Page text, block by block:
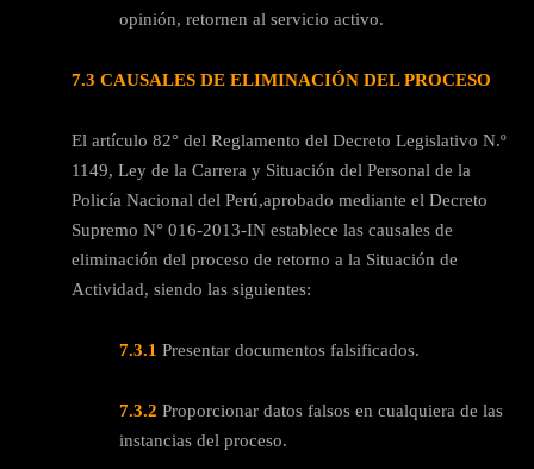
opinión, retornen al servicio activo.
7.3 CAUSALES DE ELIMINACIÓN DEL PROCESO
El artículo 82° del Reglamento del Decreto Legislativo N.º
1149, Ley de la Carrera y Situación del Personal de la
Policía Nacional del Perú,aprobado mediante el Decreto
Supremo N° 016-2013-IN establece las causales de
eliminación del proceso de retorno a la Situación de
Actividad, siendo las siguientes:
7.3.1 Presentar documentos falsificados.
7.3.2 Proporcionar datos falsos en cualquiera de las
instancias del proceso.